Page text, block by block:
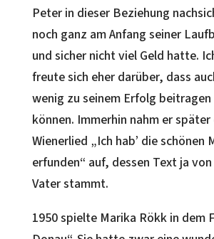
Peter in dieser Beziehung
noch ganz am Anfang seiner
und sicher nicht viel Geld hatte.
freute sich eher darüber, dass
wenig zu seinem Erfolg
können. Immerhin nahm er später
Wienerlied „Ich hab’ die schönen
erfunden“ auf, dessen Text ja
Vater stammt.
1950 spielte Marika Rökk in dem